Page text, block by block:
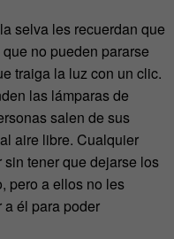
selva les recuerdan que
no pueden pararse
traiga la luz con un clic.
las lámparas de
salen de sus
aire libre. Cualquier
tener que dejarse los
pero a ellos no les
él para poder